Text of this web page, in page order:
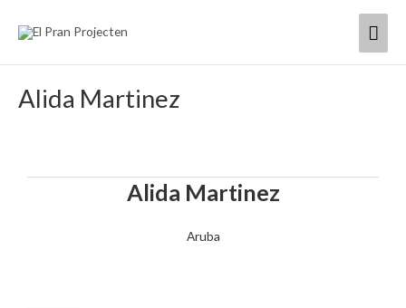
Alida Martinez
Alida Martinez
Aruba